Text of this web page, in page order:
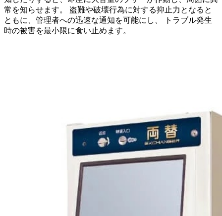
常を知らせます。 盗難や破壊行為に対する抑止力となると
ともに、管理者への迅速な通知を可能にし、 トラブル発生
時の被害を最小限に食い止めます。